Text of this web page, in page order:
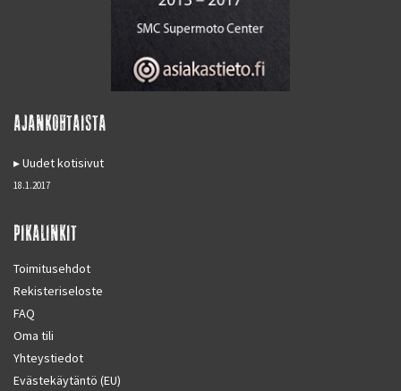
AJANKOHTAISTA
Uudet kotisivut
18.1.2017
PIKALINKIT
Toimitusehdot
Rekisteriseloste
FAQ
Oma tili
Yhteystiedot
Evästekäytäntö (EU)